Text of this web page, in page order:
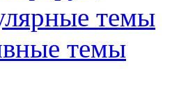
темы
темы